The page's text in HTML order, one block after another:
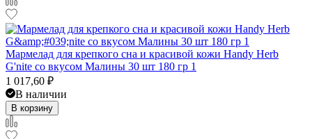
Мармелад для крепкого сна и красивой кожи Handy Herb
G'nite со вкусом Малины 30 шт 180 гр 1
1 017,60 ₽
В наличии
В корзину